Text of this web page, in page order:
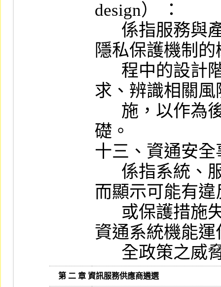
design） ：
隱私保護機制
求、辨識相關
礎。
十三、資通安全
而顯示可能有
資通系統機能
全政策之
   第 二 章 資訊服務供應商遴選